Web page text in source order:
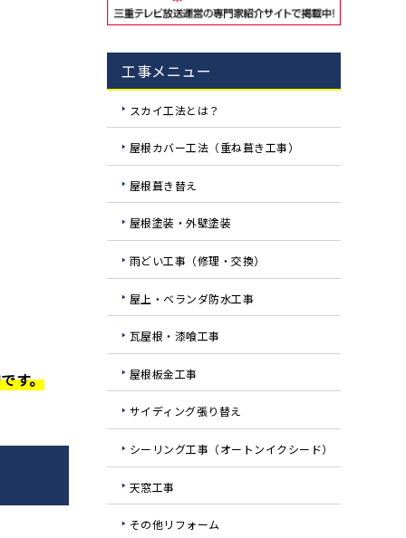
す。
工事メニュー
スカイ工法とは？
屋根カバー工法（重ね葺き工事）
屋根葺き替え
屋根塗装・外壁塗装
雨どい工事（修理・交換）
屋上・ベランダ防水工事
瓦屋根・漆喰工事
屋根板金工事
サイディング張り替え
シーリング工事（オートンイクシード）
天窓工事
その他リフォーム